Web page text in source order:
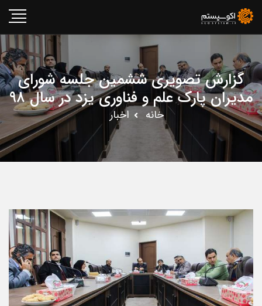
گزارش تصویری ششمین جلسه شورای
مدیران پارک علم و فناوری یزد در سال ۹۸
خانه اخبار